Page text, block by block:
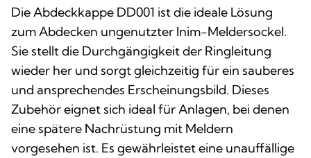
Die Abdeckkappe DD001 ist die ideale Lösung
zum Abdecken ungenutzter Inim-Meldersockel.
Sie stellt die Durchgängigkeit der Ringleitung
wieder her und sorgt gleichzeitig für ein sauberes
und ansprechendes Erscheinungsbild. Dieses
Zubehör eignet sich ideal für Anlagen, bei denen
eine spätere Nachrüstung mit Meldern
vorgesehen ist. Es gewährleistet eine unauffällige